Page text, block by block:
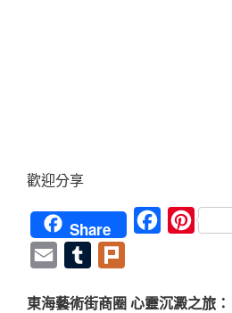
歡迎分享
Share Facebook
Email Tumblr
東海藝術街商圈 心靈沉澱之旅